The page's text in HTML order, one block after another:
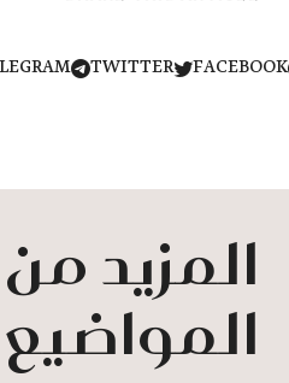
TWITTER
TELEGRAM
المزيد من
المواضيع